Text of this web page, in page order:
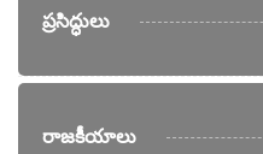
ప్రసిద్ధులు
రాజకీయాలు